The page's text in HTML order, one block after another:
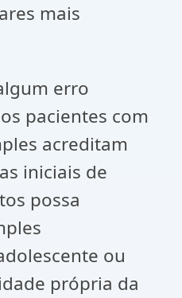
mais
erro
pacientes com
acreditam
iniciais de
possa
ou
própria da